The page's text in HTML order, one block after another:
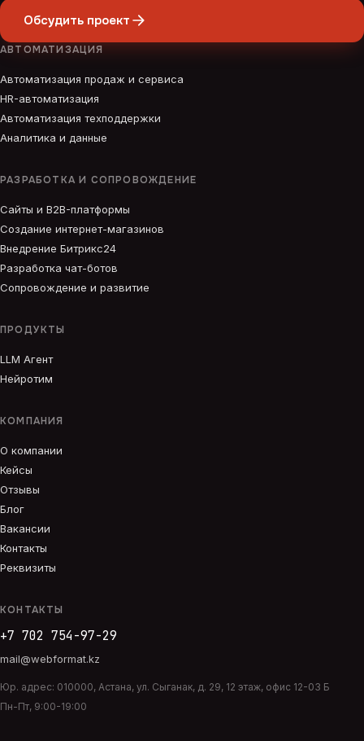
Обсудить проект
АВТОМАТИЗАЦИЯ
Автоматизация продаж и сервиса
HR-автоматизация
Автоматизация техподдержки
Аналитика и данные
РАЗРАБОТКА И СОПРОВОЖДЕНИЕ
Сайты и B2B-платформы
Создание интернет-магазинов
Внедрение Битрикс24
Разработка чат-ботов
Сопровождение и развитие
ПРОДУКТЫ
LLM Агент
Нейротим
КОМПАНИЯ
О компании
Кейсы
Отзывы
Блог
Вакансии
Контакты
Реквизиты
КОНТАКТЫ
+7 702 754-97-29
mail@webformat.kz
Юр. адрес: 010000, Астана, ул. Сыганак, д. 29, 12 этаж, офис 12-03 Б
Пн-Пт, 9:00-19:00